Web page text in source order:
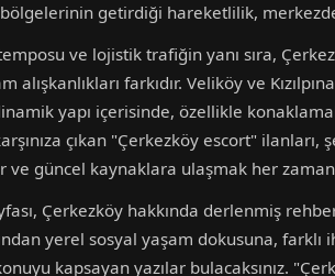
bölgelerinin getirdiği hareketlilik,
ve lojistik trafiğin yanı sıra,
alışkanlıkları farkıdır. Veliköy ve
yapı içerisinde, özellikle
çıkan "Çerkezköy escort"
güncel kaynaklara ulaşmak her zaman
Çerkezköy hakkında derlenmiş
yerel sosyal yaşam dokusuna,
kapsayan yazılar bulacaksınız.